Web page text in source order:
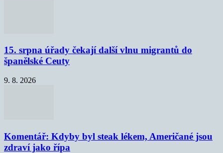
15. srpna úřady čekají další vlnu migrantů do
španělské Ceuty
9. 8. 2026
Komentář: Kdyby byl steak lékem, Američané jsou
zdraví jako řípa